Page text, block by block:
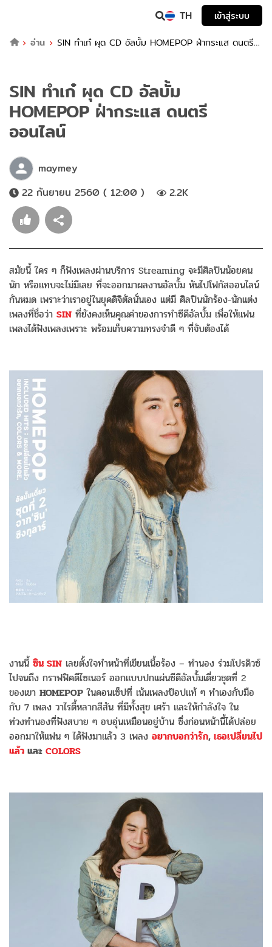
TH
เข้าสู่ระบบ
อ่าน
SIN ทำเก๋ ผุด CD อัลบั้ม HOMEPOP ฝ่ากระแส ดนตรี
SIN ทำเก๋ ผุด CD อัลบั้ม
HOMEPOP ฝ่ากระแส ดนตรี
ออนไลน์
maymey
22 กันยายน 2560 ( 12:00 )
2.2K
สมัยนี้ ใคร ๆ ก็ฟังเพลงผ่านบริการ Streaming จะมีศิลปินน้อยคน
นัก หรือแทบจะไม่มีเลย ที่จะออกมาผลงานอัลบั้ม หันไปโฟกัสออนไลน์
กันหมด เพราะว่าเราอยู่ในยุคดิจิตัลนั่นเอง แต่มี ศิลปินนักร้อง-นักแต่ง
เพลงที่ชื่อว่า SIN ที่ยังคงเห็นคุณค่าของการทำซีดีอัลบั้ม เพื่อให้แฟน
เพลงได้ฟังเพลงเพราะ พร้อมเก็บความทรงจำดี ๆ ที่จับต้องได้
งานนี้ ซิน SIN เลยตั้งใจทำหน้าที่เขียนเนื้อร้อง – ทำนอง ร่วมโปรดิวซ์
ไปจนถึง กราฟฟิคดีไซเนอร์ ออกแบบปกแผ่นซีดีอัลบั้มเดี่ยวชุดที่ 2
ของเขา HOMEPOP ในคอนเซ็ปที่ เน้นเพลงป็อปแท้ ๆ ทำเองกับมือ
กับ 7 เพลง วาไรตี้หลากสีสัน ที่มีทั้งสุข เศร้า และให้กำลังใจ ใน
ท่วงทำนองที่ฟังสบาย ๆ อบอุ่นเหมือนอยู่บ้าน ซึ่งก่อนหน้านี้ได้ปล่อย
ออกมาให้แฟน ๆ ได้ฟังมาแล้ว 3 เพลง อยากบอกว่ารัก, เธอเปลี่ยนไป
แล้ว และ COLORS